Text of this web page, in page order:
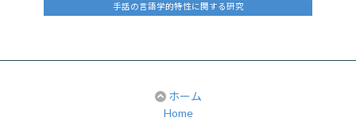
手話の言語学的特性に関する研究
ホーム
Home